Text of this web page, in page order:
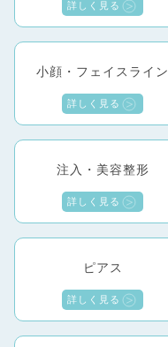
詳しく見る
小顔・フェイスライン
詳しく見る
注入・美容整形
詳しく見る
ピアス
詳しく見る